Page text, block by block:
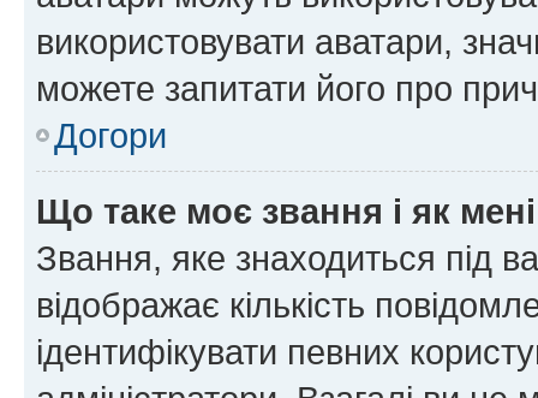
використовувати аватари,
можете запитати його про
Догори
Що таке моє звання і як
Звання, яке знаходиться під
відображає кількість
ідентифікувати певних